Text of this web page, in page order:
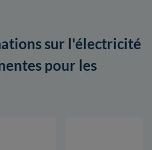
sur l'électricité
pour les